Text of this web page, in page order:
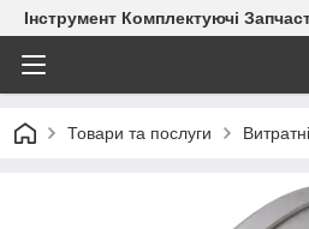
Інструмент Комплектуючі
Товари та послуги